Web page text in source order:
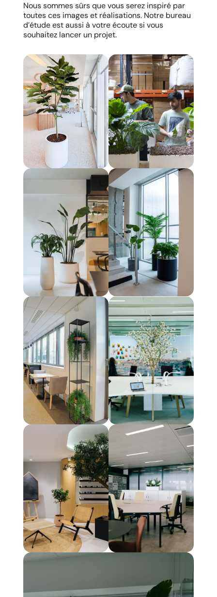
Nous sommes sûrs que vous serez inspiré par
toutes ces images et réalisations. Notre bureau
d’étude est aussi à votre écoute si vous
souhaitez lancer un projet.